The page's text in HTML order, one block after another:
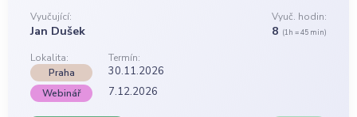
Vyučující:
Jan Dušek
Vyuč. hodin:
8 (1h = 45 min)
Lokalita:
Termín:
Praha
30.11.2026
Webinář 7.12.2026